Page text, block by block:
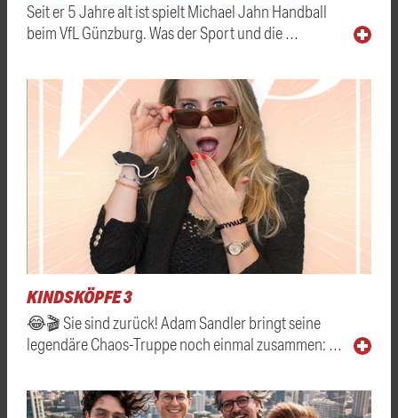
Seit er 5 Jahre alt ist spielt Michael Jahn Handball
beim VfL Günzburg. Was der Sport und die …
KINDSKÖPFE 3
😂🎬 Sie sind zurück! Adam Sandler bringt seine
legendäre Chaos-Truppe noch einmal zusammen: …